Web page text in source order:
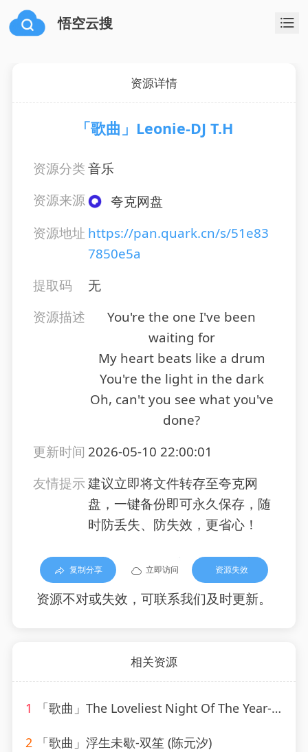
悟空云搜
资源详情
「歌曲」Leonie-DJ T.H
资源分类音乐
资源来源
夸克网盘
资源地址 https://pan.quark.cn/s/51e83
7850e5a
提取码
无
资源描述
You're the one I've been
waiting for
My heart beats like a drum
You're the light in the dark
Oh, can't you see what you've
done?
更新时间 2026-05-10 22:00:01
友情提示建议立即将文件转存至夸克网
盘，一键备份即可永久保存，随
时防丢失、防失效，更省心！
复制分享 立即访问 资源失效
资源不对或失效，可联系我们及时更新。
相关资源
1 「歌曲」The Loveliest Night Of The Year-Linda Scott
2 「歌曲」浮生未歇-双笙 (陈元汐)